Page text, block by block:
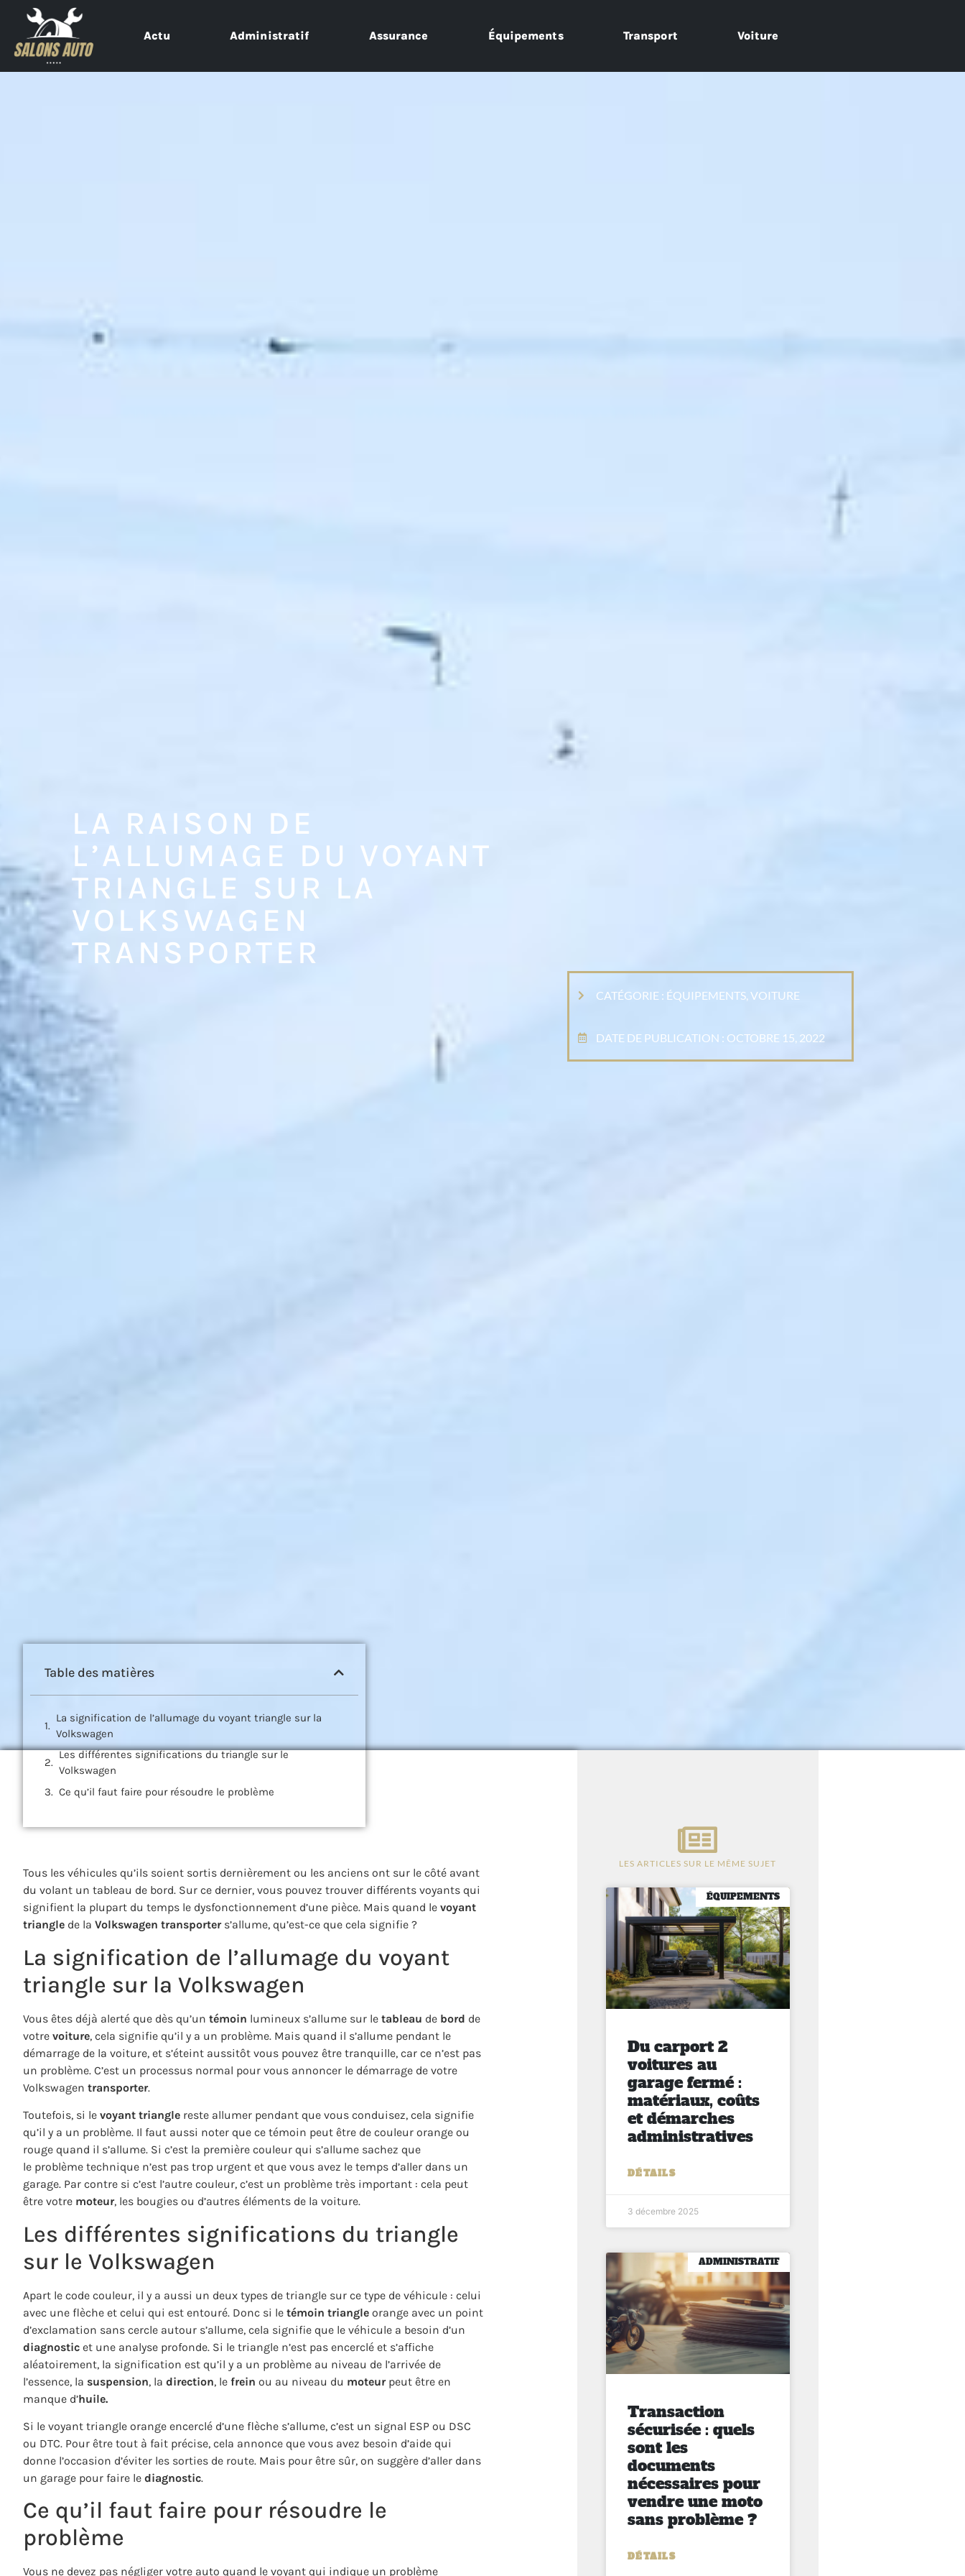
Actu Administratif Assurance Équipements Transport Voiture
LA RAISON DE
L’ALLUMAGE DU VOYANT
TRIANGLE SUR LA
VOLKSWAGEN
TRANSPORTER
CATÉGORIE : ÉQUIPEMENTS,VOITURE
DATE DE PUBLICATION : OCTOBRE 15, 2022
Table des matières
La signification de l’allumage du voyant triangle sur la
Volkswagen
Les différentes significations du triangle sur le
Volkswagen
Ce qu’il faut faire pour résoudre le problème
Tous les véhicules qu’ils soient sortis dernièrement ou les anciens ont sur le côté avant
du volant un tableau de bord. Sur ce dernier, vous pouvez trouver différents voyants qui
signifient la plupart du temps le dysfonctionnement d’une pièce. Mais quand le voyant
triangle de la Volkswagen transporter s’allume, qu’est-ce que cela signifie ?
La signification de l’allumage du voyant
triangle sur la Volkswagen
Vous êtes déjà alerté que dès qu’un témoin lumineux s’allume sur le tableau de bord de
votre voiture, cela signifie qu’il y a un problème. Mais quand il s’allume pendant le
démarrage de la voiture, et s’éteint aussitôt vous pouvez être tranquille, car ce n’est pas
un problème. C’est un processus normal pour vous annoncer le démarrage de votre
Volkswagen transporter.
Toutefois, si le voyant triangle reste allumer pendant que vous conduisez, cela signifie
qu’il y a un problème. Il faut aussi noter que ce témoin peut être de couleur orange ou
rouge quand il s’allume. Si c’est la première couleur qui s’allume sachez que
le problème technique n’est pas trop urgent et que vous avez le temps d’aller dans un
garage. Par contre si c’est l’autre couleur, c’est un problème très important : cela peut
être votre moteur, les bougies ou d’autres éléments de la voiture.
Les différentes significations du triangle
sur le Volkswagen
Apart le code couleur, il y a aussi un deux types de triangle sur ce type de véhicule : celui
avec une flèche et celui qui est entouré. Donc si le témoin triangle orange avec un point
d’exclamation sans cercle autour s’allume, cela signifie que le véhicule a besoin d’un
diagnostic et une analyse profonde. Si le triangle n’est pas encerclé et s’affiche
aléatoirement, la signification est qu’il y a un problème au niveau de l’arrivée de
l’essence, la suspension, la direction, le frein ou au niveau du moteur peut être en
manque d’huile.
Si le voyant triangle orange encerclé d’une flèche s’allume, c’est un signal ESP ou DSC
ou DTC. Pour être tout à fait précise, cela annonce que vous avez besoin d’aide qui
donne l’occasion d’éviter les sorties de route. Mais pour être sûr, on suggère d’aller dans
un garage pour faire le diagnostic.
Ce qu’il faut faire pour résoudre le
problème
Vous ne devez pas négliger votre auto quand le voyant qui indique un problème
LES ARTICLES SUR LE MÊME SUJET
ÉQUIPEMENTS
Du carport 2
voitures au
garage fermé :
matériaux, coûts
et démarches
administratives
DÉTAILS
3 décembre 2025
ADMINISTRATIF
Transaction
sécurisée : quels
sont les
documents
nécessaires pour
vendre une moto
sans problème ?
DÉTAILS